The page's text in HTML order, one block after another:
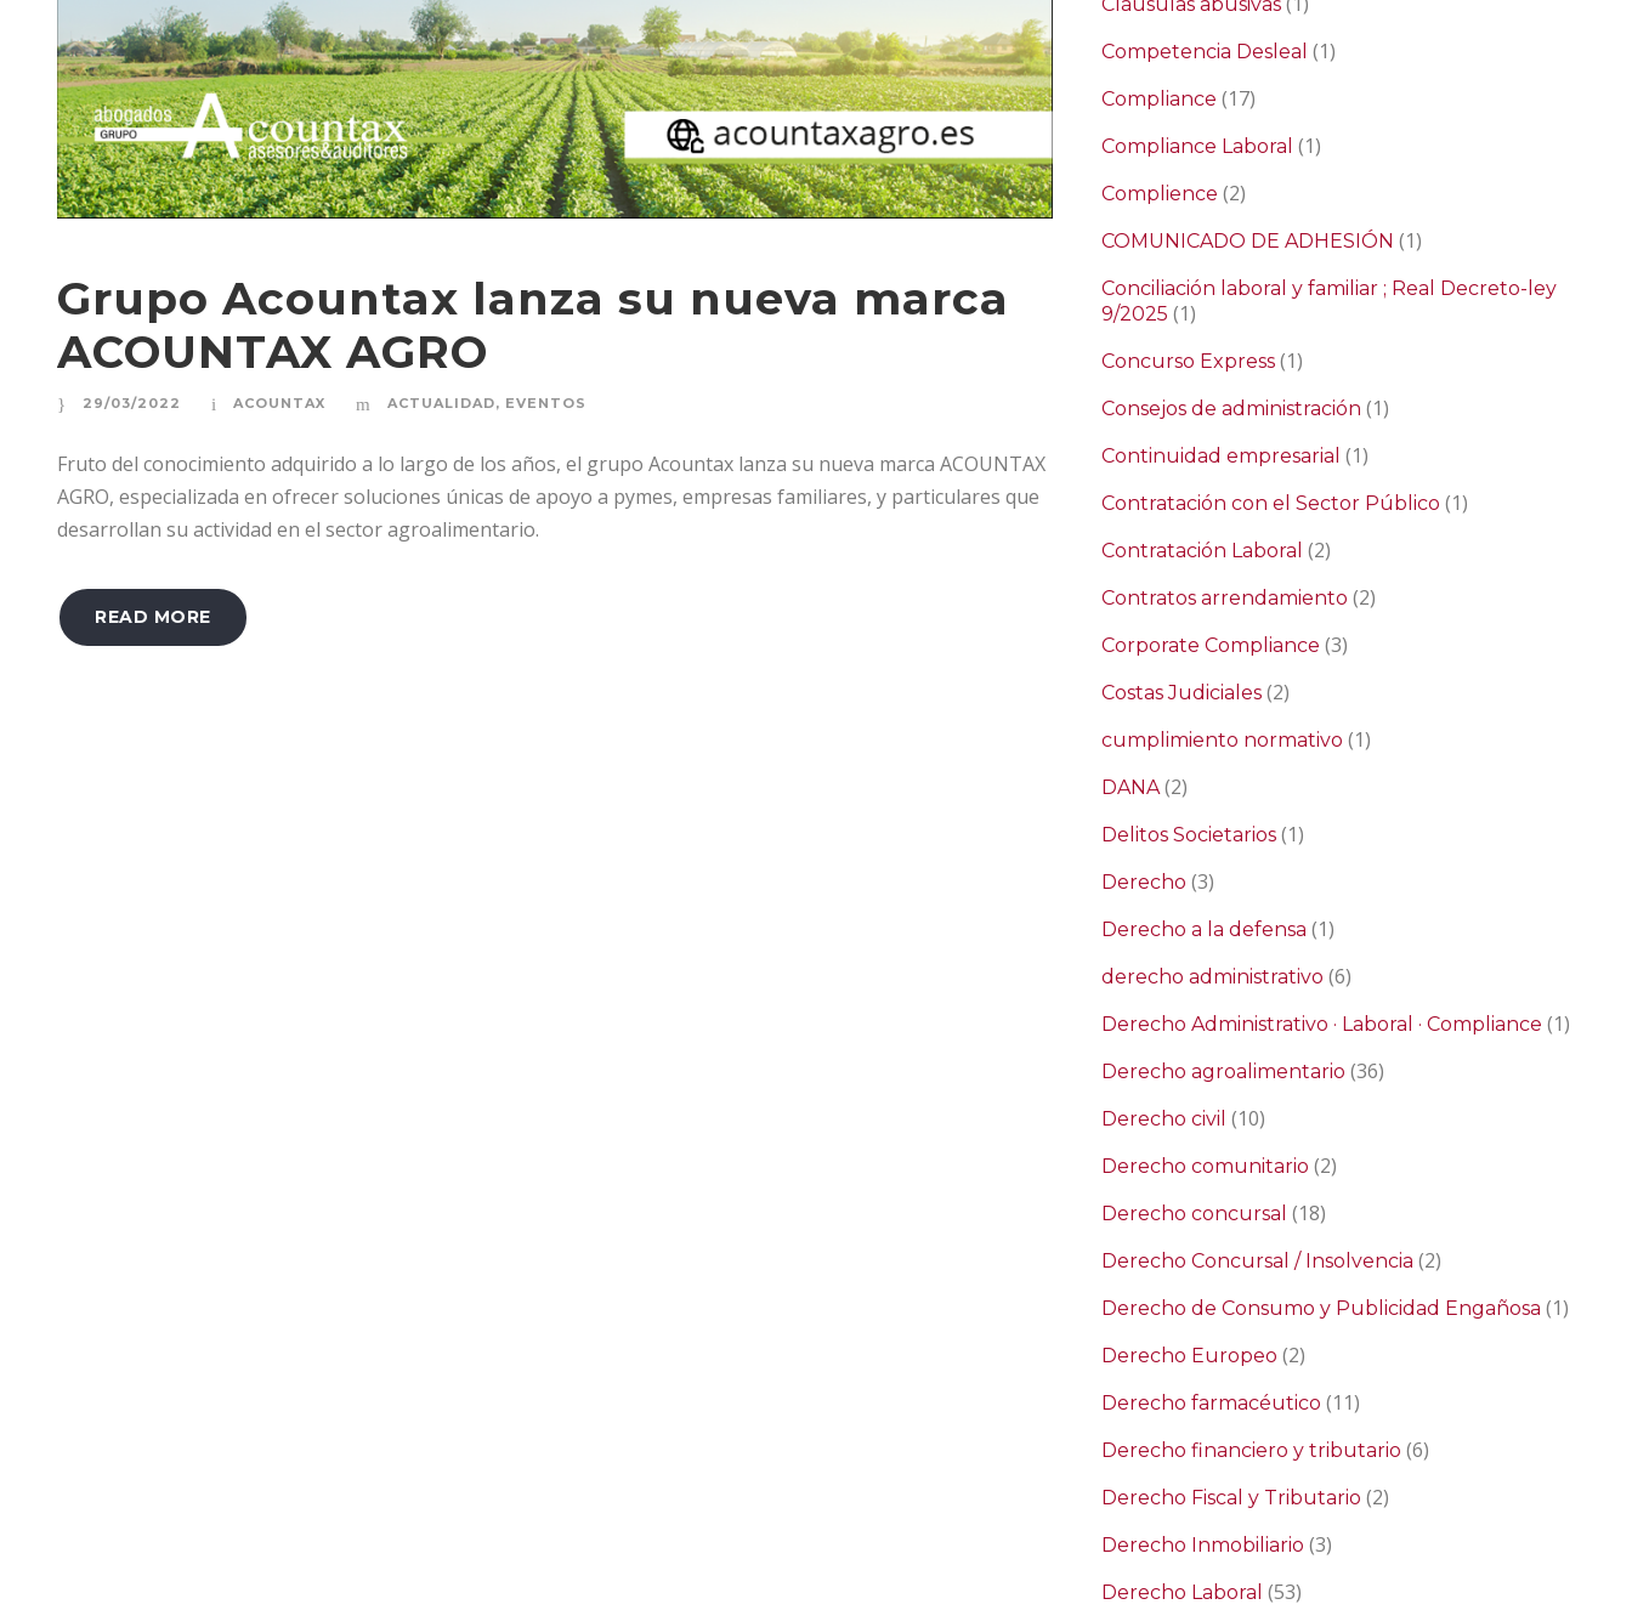
Grupo Acountax lanza su nueva marca
ACOUNTAX AGRO
29/03/2022 ACOUNTAX ACTUALIDAD, EVENTOS
Fruto del conocimiento adquirido a lo largo de los años, el grupo Acountax lanza su nueva marca ACOUNTAX
AGRO, especializada en ofrecer soluciones únicas de apoyo a pymes, empresas familiares, y particulares que
desarrollan su actividad en el sector agroalimentario.
READ MORE
Competencia Desleal (1)
Compliance (17)
Compliance Laboral (1)
Complience (2)
COMUNICADO DE ADHESIÓN (1)
Conciliación laboral y familiar ; Real Decreto-ley
9/2025 (1)
Concurso Express (1)
Consejos de administración (1)
Continuidad empresarial (1)
Contratación con el Sector Público (1)
Contratación Laboral (2)
Contratos arrendamiento (2)
Corporate Compliance (3)
Costas Judiciales (2)
cumplimiento normativo (1)
DANA(2)
Delitos Societarios (1)
Derecho (3)
Derecho a la defensa (1)
derecho administrativo (6)
Derecho Administrativo · Laboral · Compliance (1)
Derecho agroalimentario (36)
Derecho civil (10)
Derecho comunitario (2)
Derecho concursal (18)
Derecho Concursal / Insolvencia (2)
Derecho de Consumo y Publicidad Engañosa (1)
Derecho Europeo (2)
Derecho farmacéutico (11)
Derecho financiero y tributario (6)
Derecho Fiscal y Tributario (2)
Derecho Inmobiliario (3)
Derecho Laboral (53)